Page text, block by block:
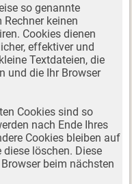
so genannte
keinen
Cookies dienen
effektiver und
Textdateien, die
und die Ihr Browser
Cookies sind so
nach Ende Ihres
Cookies bleiben auf
löschen. Diese
beim nächsten